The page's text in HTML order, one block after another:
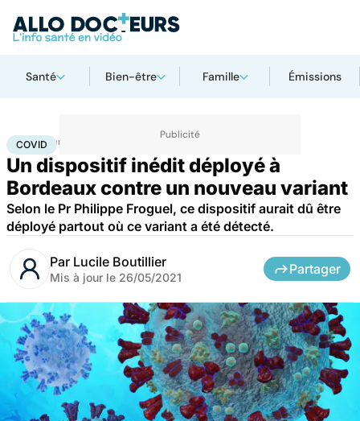
Santé Bien-être Famille Émissions
Accueil Santé
COVID
Un dispositif inédit déployé à
Bordeaux contre un nouveau variant
Selon le Pr Philippe Froguel, ce dispositif aurait dû être
déployé partout où ce variant a été détecté.
Par Lucile Boutillier
Mis à jour le 26/05/2021
Partager